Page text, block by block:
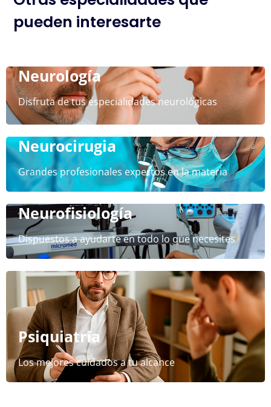
pueden interesarte
Neurología
Disfruta de tus especialidades neurológicas
Neurocirugia
Grandes profesionales expertos en la materia
Neurofisiología
Dispuestos a ayudarte en todo lo que necesites
Psiquiatría
Los mejores cuidados a tu alcance